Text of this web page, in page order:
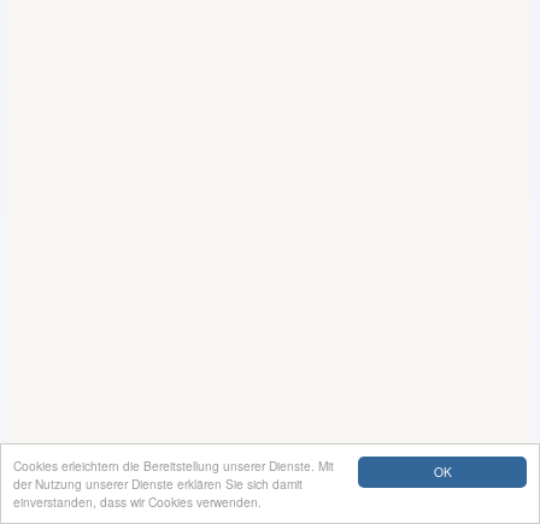
OK
Cookies erleichtern die Bereitstellung unserer Dienste. Mit
der Nutzung unserer Dienste erklären Sie sich damit
einverstanden, dass wir Cookies verwenden.